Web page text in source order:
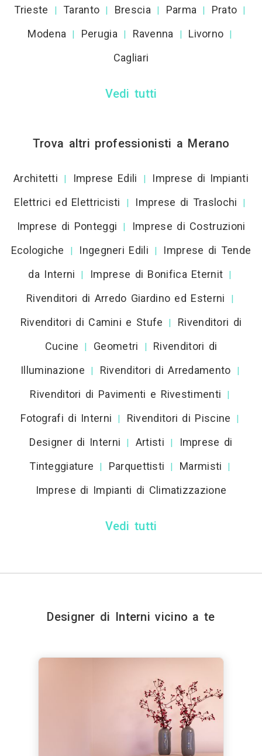
Trieste | Taranto | Brescia | Parma | Prato |
Modena | Perugia | Ravenna | Livorno |
Cagliari
Vedi tutti
Trova altri professionisti a Merano
Architetti | Imprese Edili |
Imprese di Impianti
Elettrici ed Elettricisti
| Imprese di Traslochi |
Imprese di Ponteggi |
Imprese di Costruzioni
Ecologiche
| Ingegneri Edili |
Imprese di Tende
da Interni
| Imprese di Bonifica Eternit |
Rivenditori di Arredo Giardino ed Esterni |
Rivenditori di Camini e Stufe |
Rivenditori di
Cucine
| Geometri |
Rivenditori di
Illuminazione
| Rivenditori di Arredamento |
Rivenditori di Pavimenti e Rivestimenti |
Fotografi di Interni | Rivenditori di Piscine |
Designer di Interni | Artisti |
Imprese di
Tinteggiature
| Parquettisti | Marmisti |
Imprese di Impianti di Climatizzazione
Vedi tutti
Designer di Interni vicino a te